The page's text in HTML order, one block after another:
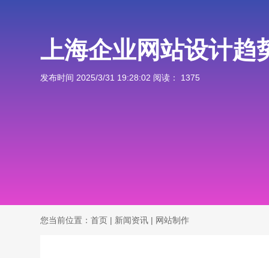
上海企业网站设计趋
发布时间 2025/3/31 19:28:02 阅读： 1375
您当前位置：首页 | 新闻资讯 | 网站制作